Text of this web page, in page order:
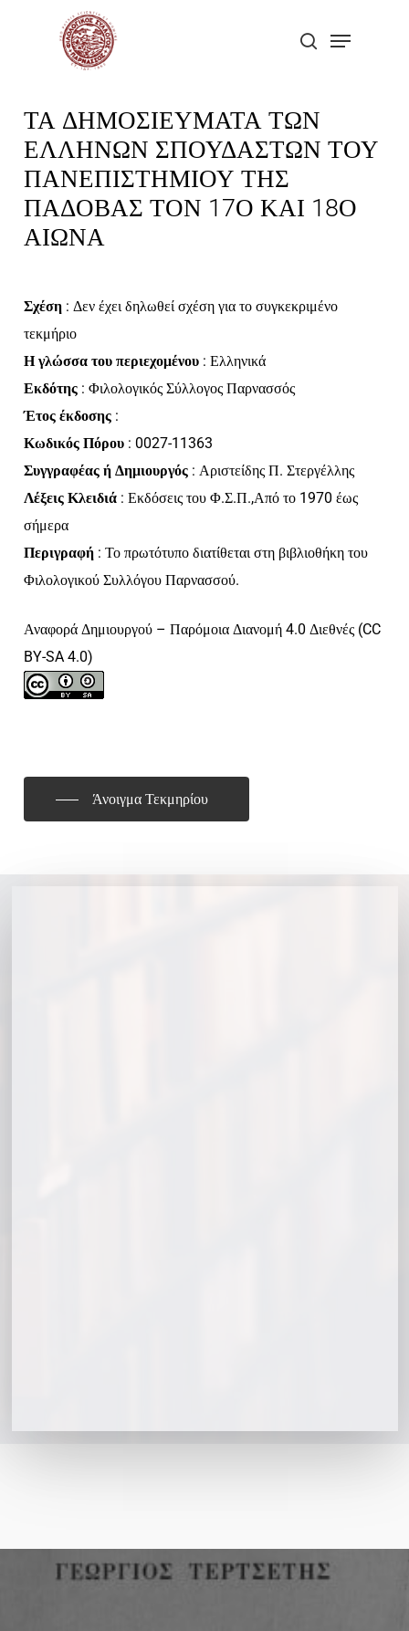
search
Menu
ΤΑ ΔΗΜΟΣΙΕΥΜΑΤΑ ΤΩΝ
ΕΛΛΗΝΩΝ ΣΠΟΥΔΑΣΤΩΝ ΤΟΥ
ΠΑΝΕΠΙΣΤΗΜΙΟΥ ΤΗΣ
ΠΑΔΟΒΑΣ ΤΟΝ 17Ο ΚΑΙ 18Ο
ΑΙΩΝΑ
Σχέση: Δεν έχει δηλωθεί σχέση για το συγκεκριμένο
τεκμήριο
Η γλώσσα του περιεχομένου: Ελληνικά
Εκδότης: Φιλολογικός Σύλλογος Παρνασσός
Έτος έκδοσης:
Κωδικός Πόρου: 0027-11363
Συγγραφέας ή Δημιουργός: Αριστείδης Π. Στεργέλλης
Λέξεις Κλειδιά: Εκδόσεις του Φ.Σ.Π.,Από το 1970 έως
σήμερα
Περιγραφή: Το πρωτότυπο διατίθεται στη βιβλιοθήκη του
Φιλολογικού Συλλόγου Παρνασσού.
Αναφορά Δημιουργού – Παρόμοια Διανομή 4.0 Διεθνές (CC
BY-SA 4.0)
Άνοιγμα Τεκμηρίου